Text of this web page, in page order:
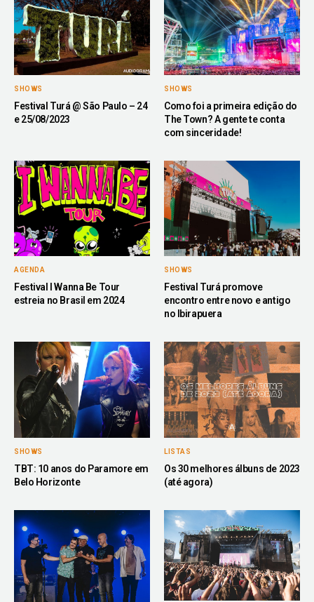
SHOWS
Festival Turá @ São Paulo – 24
e 25/08/2023
SHOWS
Como foi a primeira edição do
The Town? A gente te conta
com sinceridade!
AGENDA
Festival I Wanna Be Tour
estreia no Brasil em 2024
SHOWS
Festival Turá promove
encontro entre novo e antigo
no Ibirapuera
SHOWS
TBT: 10 anos do Paramore em
Belo Horizonte
LISTAS
Os 30 melhores álbuns de 2023
(até agora)